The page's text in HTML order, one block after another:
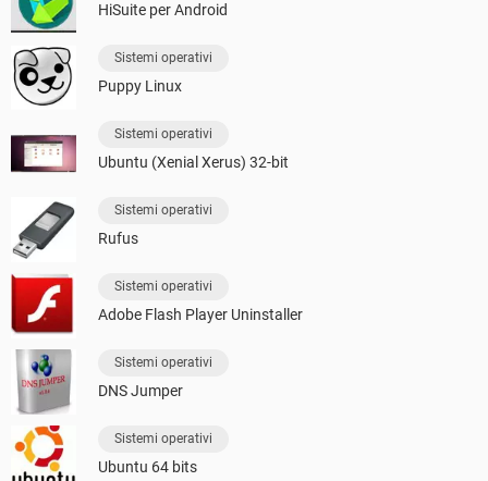
HiSuite per Android
Sistemi operativi
Puppy Linux
Sistemi operativi
Ubuntu (Xenial Xerus) 32-bit
Sistemi operativi
Rufus
Sistemi operativi
Adobe Flash Player Uninstaller
Sistemi operativi
DNS Jumper
Sistemi operativi
Ubuntu 64 bits